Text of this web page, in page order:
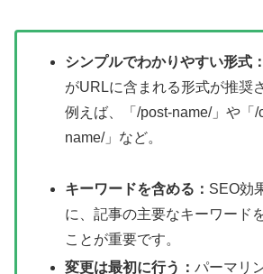
シンプルでわかりやすい形式
がURLに含まれる形式が推奨
例えば、「/post-name/」や「/
name/」など。
キーワードを含める： SEO効
に、記事の主要なキーワード
ことが重要です。
変更は最初に行う：パーマリ